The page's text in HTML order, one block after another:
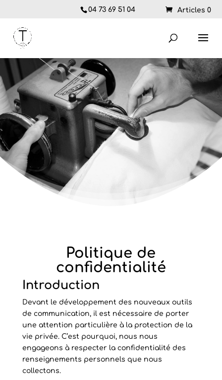
04 73 69 51 04 Articles 0
Politique de
confidentialité
Introduction
Devant le développement des nouveaux outils
de communication, il est nécessaire de porter
une attention particulière à la protection de la
vie privée. C’est pourquoi, nous nous
engageons à respecter la confidentialité des
renseignements personnels que nous
collectons.